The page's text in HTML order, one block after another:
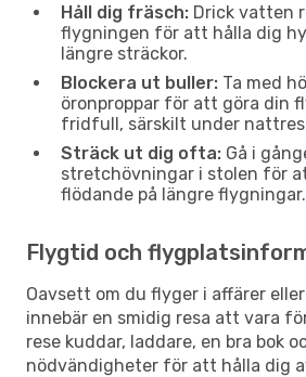
Håll dig fräsch: Drick vatten
flygningen för att hålla dig
längre sträckor.
Blockera ut buller: Ta med
öronproppar för att göra din
fridfull, särskilt under
Sträck ut dig ofta: Gå i
stretchövningar i stolen för
flödande på längre flygningar.
Flygtid och
Oavsett om du flyger i affärer
innebär en smidig resa att vara
rese kuddar, laddare, en bra bok
nödvändigheter för att hålla dig